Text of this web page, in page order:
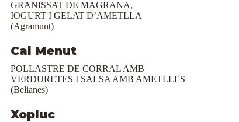
GRANISSAT DE MAGRANA,
IOGURT I GELAT D’AMETLLA
(Agramunt)
Cal Menut
POLLASTRE DE CORRAL AMB
VERDURETES I SALSA AMB AMETLLES
(Belianes)
Xopluc